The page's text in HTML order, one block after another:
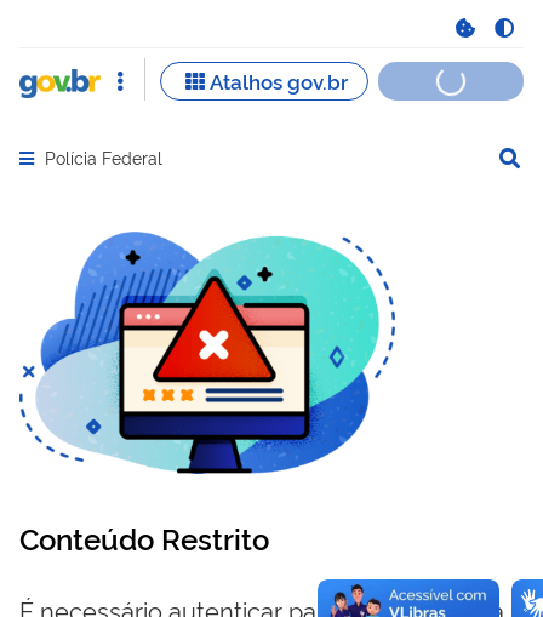
Abrir menu principal de navegação
Polícia Federal
Conteúdo Restrito
É necessário autenticar para visualizar essa